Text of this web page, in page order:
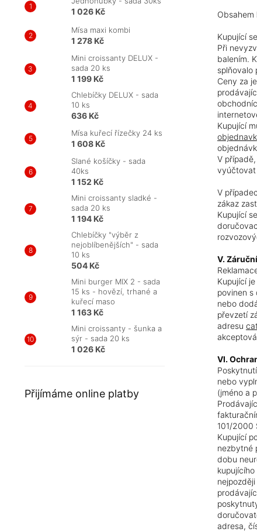
1 026 Kč
Mísa maxi kombi
1 278 Kč
Mini croissanty DELUX -
sada 20 ks
1 199 Kč
Chlebíčky DELUX - sada
10 ks
636 Kč
Mísa kuřecí řízečky 24 ks
1 608 Kč
Slané košíčky - sada
40ks
1 152 Kč
Mini croissanty sladké -
sada 20 ks
1 194 Kč
Chlebíčky "výběr z
nejoblíbenějších" - sada
10 ks
504 Kč
Mini burger MIX 2 - sada
15 ks - hovězí, trhané a
kuřecí maso
1 163 Kč
Mini croissanty - šunka a
sýr - sada 20 ks
1 026 Kč
Přijímáme online platby
Kupující
Při
balením.
splňovalo
Ceny za
Kupující
V
vyúčtovat
V
zákaz
Kupující
V.
Kupující
povinen s
nebo
převzetí
adresu
VI.
nebo
(jméno a
101/2000
Kupující
nezbytné
dobu
adresa,